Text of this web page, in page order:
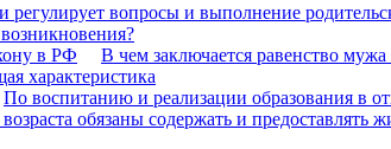
регулирует вопросы и выполнение
в РФ
В чем заключается равенство
характеристика
По воспитанию и реализации образования в
обязаны содержать и предоставлять